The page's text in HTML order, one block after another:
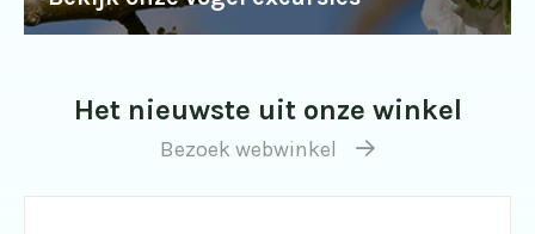
Het nieuwste uit onze winkel
Bezoek webwinkel